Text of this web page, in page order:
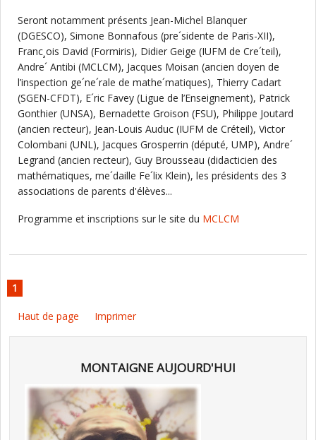
Seront notamment présents Jean-Michel Blanquer
(DGESCO), Simone Bonnafous (pre´sidente de Paris-XII),
Franc¸ois David (Formiris), Didier Geige (IUFM de Cre´teil),
Andre´ Antibi (MCLCM), Jacques Moisan (ancien doyen de
l’inspection ge´ne´rale de mathe´matiques), Thierry Cadart
(SGEN-CFDT), E´ric Favey (Ligue de l’Enseignement), Patrick
Gonthier (UNSA), Bernadette Groison (FSU), Philippe Joutard
(ancien recteur), Jean-Louis Auduc (IUFM de Créteil), Victor
Colombani (UNL), Jacques Grosperrin (député, UMP), Andre´
Legrand (ancien recteur), Guy Brousseau (didacticien des
mathématiques, me´daille Fe´lix Klein), les présidents des 3
associations de parents d'élèves...
Programme et inscriptions sur le site du MCLCM
1
Haut de page Imprimer
MONTAIGNE AUJOURD'HUI